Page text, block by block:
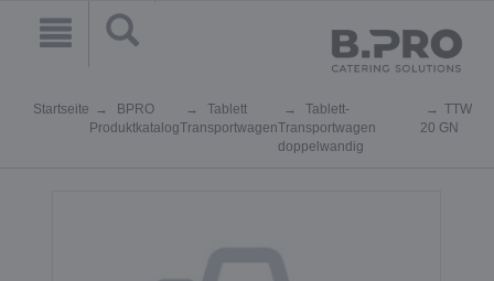
Startseite
BPRO
Produktkatalog
Tablett
Transportwagen
Tablett-
Transportwagen
doppelwandig
TTW
20 GN